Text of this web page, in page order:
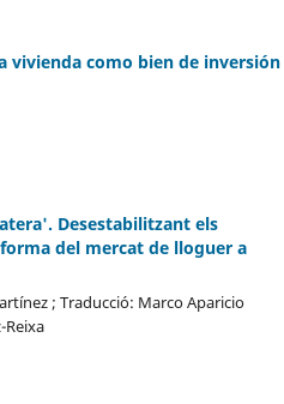
vivienda como bien de inversión
Desestabilitzant els
del mercat de lloguer a
; Traducció: Marco Aparicio
Reixa